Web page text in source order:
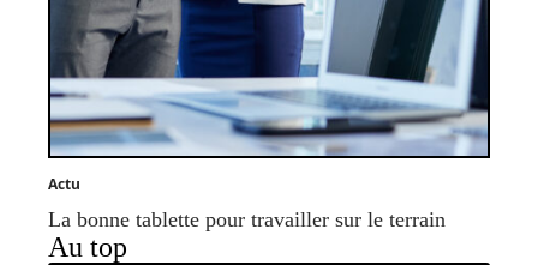
Actu
La bonne tablette pour travailler sur le terrain
Au top